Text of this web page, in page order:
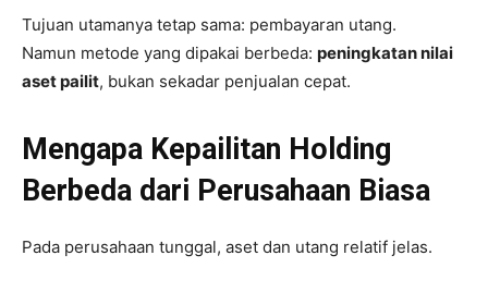
Tujuan utamanya tetap sama: pembayaran utang.
Namun metode yang dipakai berbeda: peningkatan nilai
aset pailit, bukan sekadar penjualan cepat.
Mengapa Kepailitan Holding
Berbeda dari Perusahaan Biasa
Pada perusahaan tunggal, aset dan utang relatif jelas.